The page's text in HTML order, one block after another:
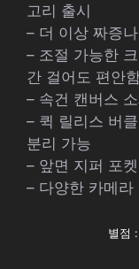
고리 출시
– 더 이상 짜증
– 조절 가능한
간 걸어도 편안
– 속건 캔버스
– 퀵 릴리스 버
분리 가능
– 앞면 지퍼 포
– 다양한 카메
별점